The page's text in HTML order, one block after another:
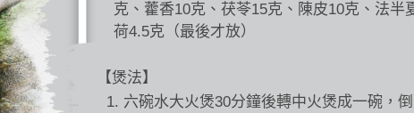
克、藿香10克、茯苓15克、陳皮10克、法半
荷4.5克（最後才放）
【煲法】
六碗水大火煲30分鐘後轉中火煲成一碗，